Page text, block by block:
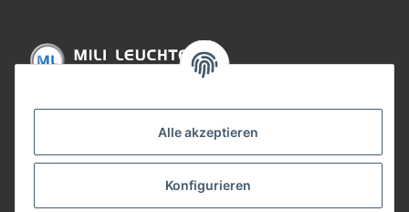
Alle akzeptieren
Konfigurieren
Gesetzliche Informationen